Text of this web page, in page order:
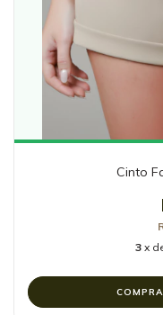
Cinto
3 x